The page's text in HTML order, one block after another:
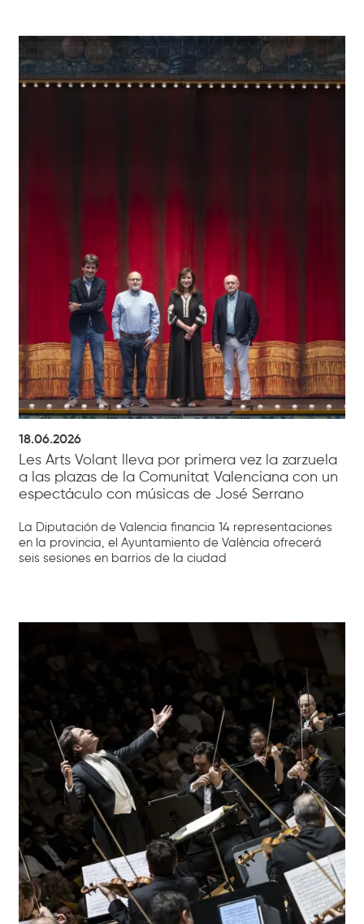
18.06.2026
Les Arts Volant lleva por primera vez la zarzuela
a las plazas de la Comunitat Valenciana con un
espectáculo con músicas de José Serrano
La Diputación de Valencia financia 14 representaciones
en la provincia, el Ayuntamiento de València ofrecerá
seis sesiones en barrios de la ciudad